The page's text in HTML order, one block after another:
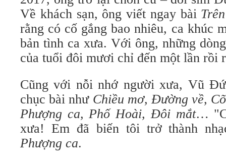
Về khách sạn, ông viết ngay bài
rằng có cố gắng bao nhiêu, ca khúc
bản tình ca xưa. Với ông, những
của tuổi đôi mươi chỉ đến một lần rồi
Cũng với nỗi nhớ người xưa, Vũ
chục bài như Chiều mơ, Đường về,
Phượng ca, Phố Hoài, Đôi mắt…
xưa! Em đã biến tôi trở thành
Phượng ca.